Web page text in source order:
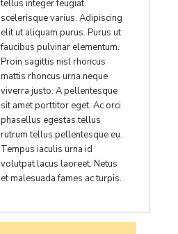
tellus integer feugiat
scelerisque varius. Adipiscing
elit ut aliquam purus. Purus ut
faucibus pulvinar elementum.
Proin sagittis nisl rhoncus
mattis rhoncus urna neque
viverra justo. A pellentesque
sit amet porttitor eget. Ac orci
phasellus egestas tellus
rutrum tellus pellentesque eu.
Tempus iaculis urna id
volutpat lacus laoreet. Netus
et malesuada fames ac turpis.